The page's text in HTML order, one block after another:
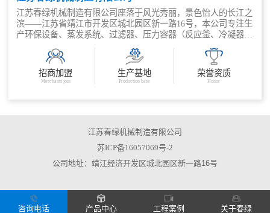
江苏春绿机械制造有限公司座落于风光秀丽，景色怡人的长江之
滨——江苏省靖江市开发区城北园区新一路16号，本公司专注生
产环保设备、蒸发系统、过滤器、压力容器（反应釜、冷凝器、
公司是设计、制造、安装、调试为一体的综合性环保节能生产企
业，公司有各类技术人才，其中有包括高级工程师在内的工程
仅仅对各类环保、蒸发、分离等系统产品进行设计，对系统内的
压力容器产品设计严格按照GB150.1-150.4-2011《压力容器》、
TSGR0004-2009《固定式压力容器安全技术监察规程》、
HG/T20569-94《机械搅拌设备》、GB/T 26114-2010《 液体过滤
用过滤器通用技术规范》等标准和技术规范生产，采用计算机进
设备、起重设备、运输设备、清理除锈设备、压力试验设备、理
化试验设备、射线探伤设备、超声探伤设备、着色探伤设备、实
招商加盟
Merchants join
生产基地
Production base
荣誉资质
Honor
江苏春绿机械制造有限公司
苏ICP备16057069号-2
公司地址：靖江经济开发区城北园区新一路16号
咨询电话 产品中心 工程案例 关于春绿